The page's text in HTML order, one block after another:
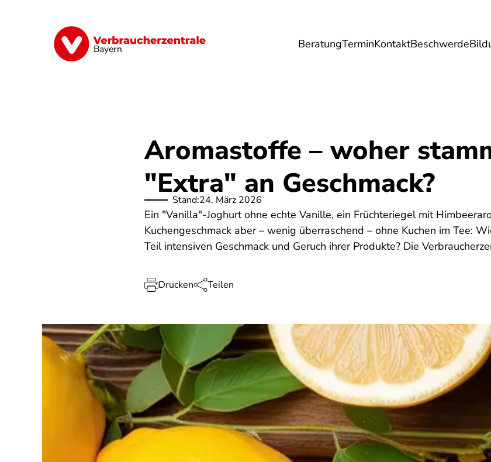
Bayern BeratungTerminKontaktBeschwerde
Finanzen Digitales Lebensmittel Umwelt Gesundheit Energie
Aromastoffe – woher
"Extra" an Geschmack?
Stand:24. März 2026
Ein "Vanilla"-Joghurt ohne echte Vanille, ein Früchteriegel mit
Kuchengeschmack aber – wenig überraschend – ohne Kuchen im Tee:
Teil intensiven Geschmack und Geruch ihrer Produkte? Die
Drucken Teilen